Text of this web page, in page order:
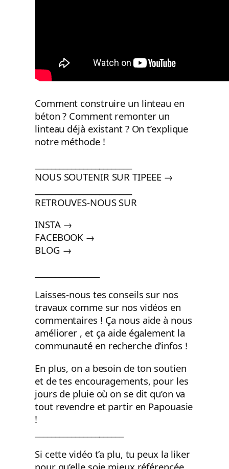
Comment construire un linteau en
béton ? Comment remonter un
linteau déjà existant ? On t’explique
notre méthode !
NOUS SOUTENIR SUR TIPEEE →
RETROUVES-NOUS SUR
INSTA →
FACEBOOK →
BLOG →
Laisses-nous tes conseils sur nos
travaux comme sur nos vidéos en
commentaires ! Ça nous aide à nous
améliorer , et ça aide également la
communauté en recherche d’infos !
En plus, on a besoin de ton soutien
et de tes encouragements, pour les
jours de pluie où on se dit qu’on va
tout revendre et partir en Papouasie
!
Si cette vidéo t’a plu, tu peux la liker